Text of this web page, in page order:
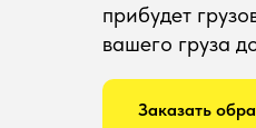
прибудет
вашего груза
Заказать